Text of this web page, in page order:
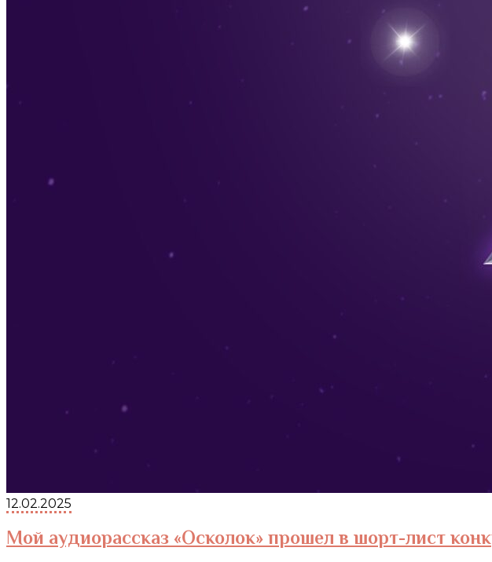
12.02.2025
Мой аудиорассказ «Осколок» прошел в шорт-лист